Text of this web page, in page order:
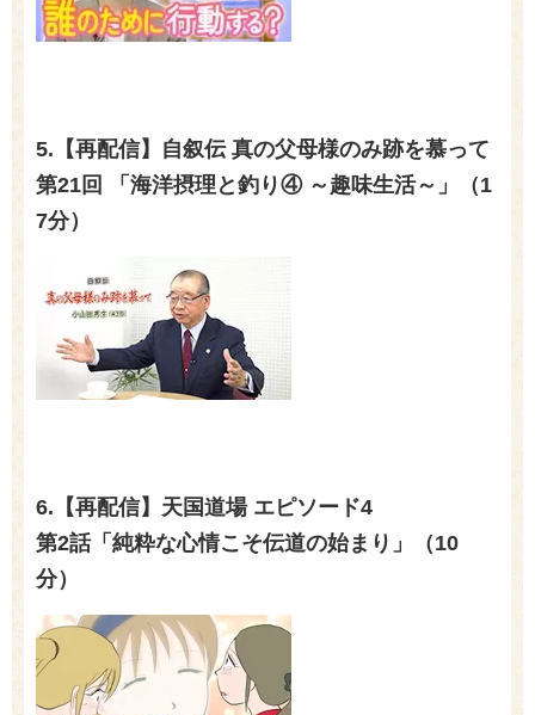
5.【再配信】 自叙伝 真の父母様のみ跡を慕って
第21回 「海洋摂理と釣り④ ～趣味生活～」（1
7分）
6.【再配信】天国道場 エピソード4
第2話「純粋な心情こそ伝道の始まり」（10
分）